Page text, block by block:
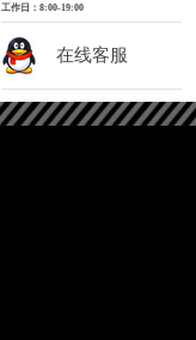
工作日：8:00-19:00
在线客服